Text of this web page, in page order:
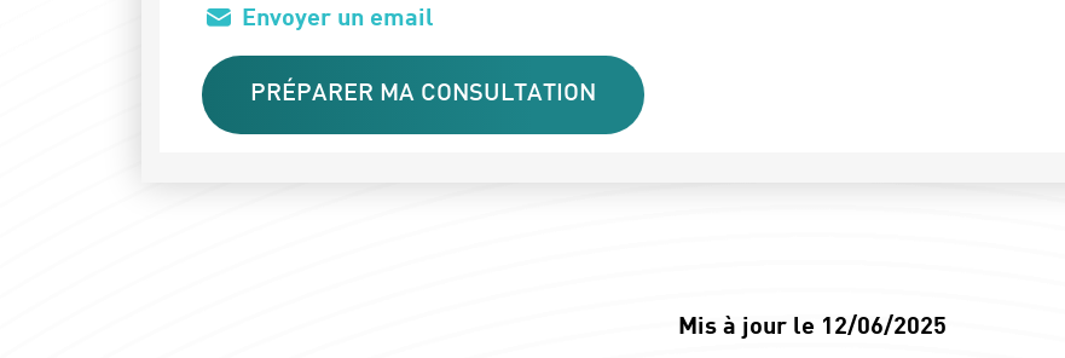
Envoyer un email
PRÉPARER MA CONSULTATION
Mis à jour le 12/06/2025